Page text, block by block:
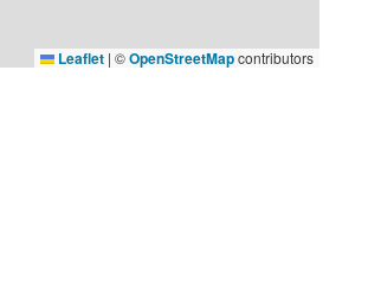
Leaflet | ©OpenStreetMapcontributors